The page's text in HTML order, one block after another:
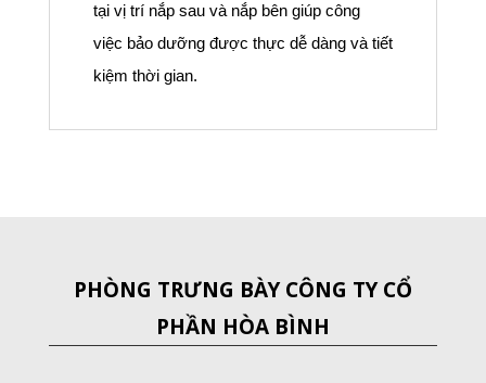
tại vị trí nắp sau và nắp bên giúp công
việc bảo dưỡng được thực dễ dàng và tiết
kiệm thời gian.
PHÒNG TRƯNG BÀY CÔNG TY CỔ
PHẦN HÒA BÌNH